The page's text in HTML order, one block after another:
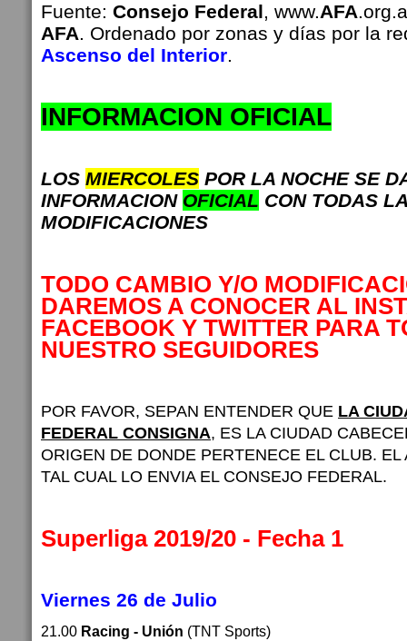
Fuente: Consejo Federal, www.AFA
AFA. Ordenado por zonas y días por la
Ascenso del Interior.
INFORMACION OFICIAL
LOS MIERCOLES POR LA NOCHE SE
INFORMACION OFICIAL CON TODAS
MODIFICACIONES
TODO CAMBIO Y/O
DAREMOS A CONOCER AL
FACEBOOK Y TWITTER PARA
NUESTRO SEGUIDORES
POR FAVOR, SEPAN ENTENDER QUE LA
FEDERAL CONSIGNA, ES LA CIUDAD
ORIGEN DE DONDE PERTENECE EL CLUB.
TAL CUAL LO ENVIA EL CONSEJO FEDERAL.
Superliga 2019/20 - Fecha 1
Viernes 26 de Julio
21.00 Racing - Unión (TNT Sports)